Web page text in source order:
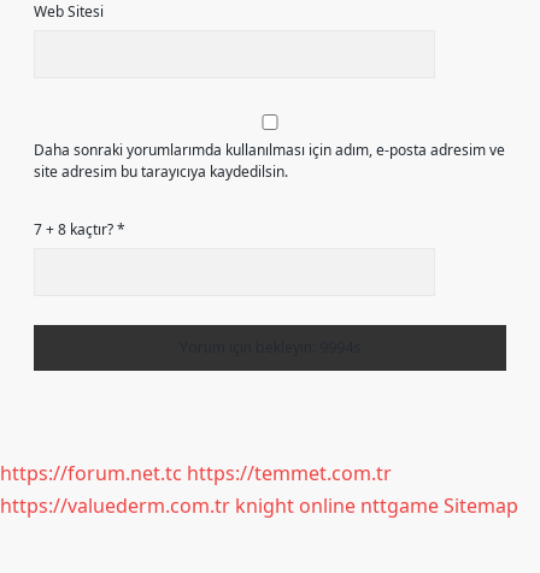
Web Sitesi
Daha sonraki yorumlarımda kullanılması için adım, e-posta adresim ve
site adresim bu tarayıcıya kaydedilsin.
7 + 8 kaçtır?*
https://forum.net.tc https://temmet.com.tr
https://valuederm.com.tr knight online nttgameSitemap